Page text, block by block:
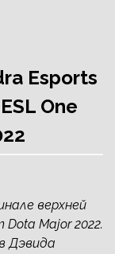
Esports
One
верхней
Major 2022.
Дэвида